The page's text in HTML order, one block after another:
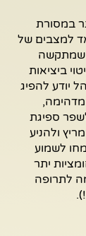
במסורת
למצבים של
שמתקשה
ביציאות
יודע להפיג
מדהימה,
ספיגת
ולהניע
לשמוע
יתר
לתרופה